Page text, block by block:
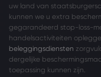
uw land van
kunnen we u extra
gegarandeerd stop-loss-
handelsactiviteiten
beleggingsdiensten
dergelijke
toepassing kunnen zijn.